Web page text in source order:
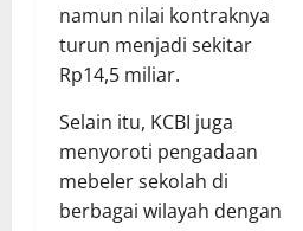
namun nilai kontraknya
turun menjadi sekitar
Rp14,5 miliar.
Selain itu, KCBI juga
menyoroti pengadaan
mebeler sekolah di
berbagai wilayah dengan